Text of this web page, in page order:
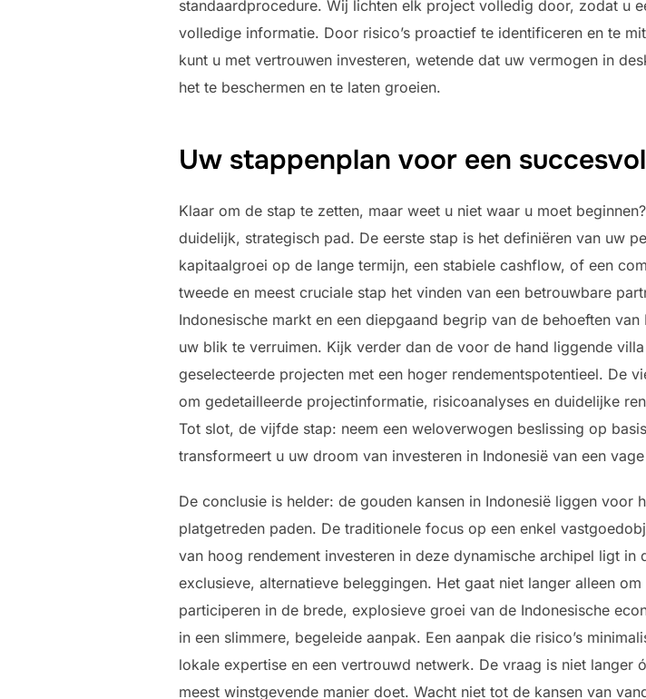
standaardprocedure. Wij lichten elk project volledig door, zodat u
volledige informatie. Door risico’s proactief te identificeren en te
kunt u met vertrouwen investeren, wetende dat uw vermogen in
het te beschermen en te laten groeien.
Uw stappenplan voor een
Klaar om de stap te zetten, maar weet u niet waar u moet
duidelijk, strategisch pad. De eerste stap is het definiëren van uw
kapitaalgroei op de lange termijn, een stabiele cashflow, of een
tweede en meest cruciale stap het vinden van een betrouwbare
Indonesische markt en een diepgaand begrip van de behoeften
uw blik te verruimen. Kijk verder dan de voor de hand liggende
geselecteerde projecten met een hoger rendementspotentieel. De
om gedetailleerde projectinformatie, risicoanalyses en duidelijke
Tot slot, de vijfde stap: neem een weloverwogen beslissing op
transformeert u uw droom van investeren in Indonesië van een
De conclusie is helder: de gouden kansen in Indonesië liggen
platgetreden paden. De traditionele focus op een enkel
van hoog rendement investeren in deze dynamische archipel ligt
exclusieve, alternatieve beleggingen. Het gaat niet langer alleen
participeren in de brede, explosieve groei van de Indonesische
in een slimmere, begeleide aanpak. Een aanpak die risico’s
lokale expertise en een vertrouwd netwerk. De vraag is niet langer
meest winstgevende manier doet. Wacht niet tot de kansen van